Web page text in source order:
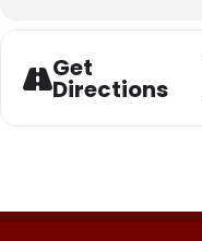
Get
Directions